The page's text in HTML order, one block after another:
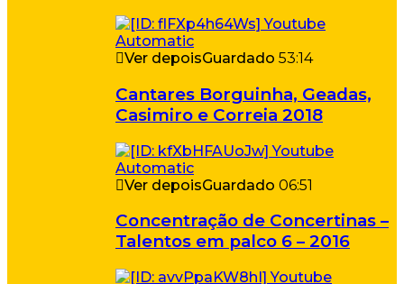
Ver depoisGuardado 53:14
Cantares Borguinha, Geadas,
Casimiro e Correia 2018
Ver depoisGuardado 06:51
Concentração de Concertinas –
Talentos em palco 6 – 2016